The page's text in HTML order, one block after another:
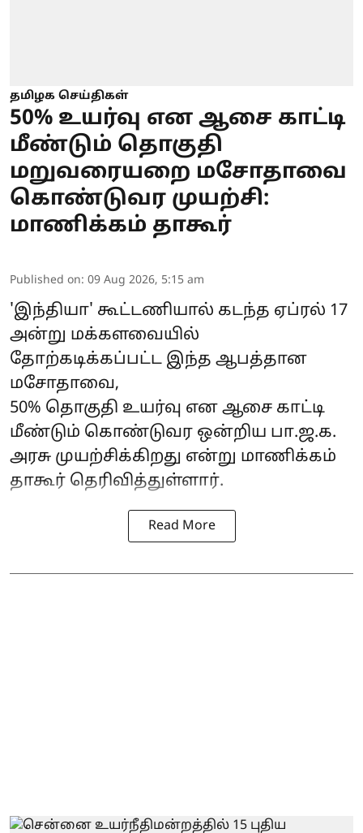
தமிழக செய்திகள்
50% உயர்வு என ஆசை காட்டி
மீண்டும் தொகுதி
மறுவரையறை மசோதாவை
கொண்டுவர முயற்சி:
மாணிக்கம் தாகூர்
Published on: 09 Aug 2026, 5:15 am
'இந்தியா' கூட்டணியால் கடந்த ஏப்ரல் 17
அன்று மக்களவையில்
தோற்கடிக்கப்பட்ட இந்த ஆபத்தான
மசோதாவை,
50% தொகுதி உயர்வு என ஆசை காட்டி
மீண்டும் கொண்டுவர ஒன்றிய பா.ஜ.க.
அரசு முயற்சிக்கிறது என்று மாணிக்கம்
தாகூர் தெரிவித்துள்ளார்.
Read More